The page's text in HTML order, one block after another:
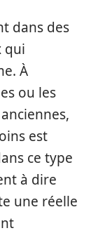
dans des
qui
À
ou les
est
ce type
à dire
une réelle